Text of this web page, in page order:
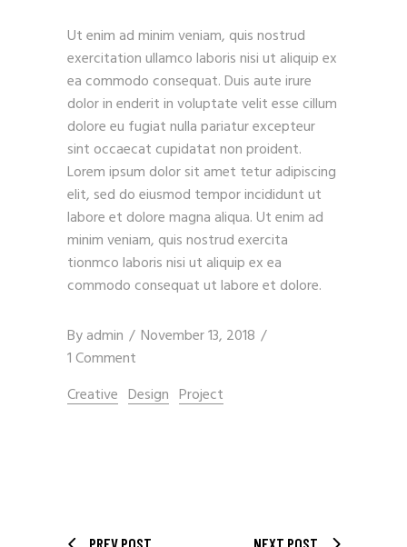
Ut enim ad minim veniam, quis nostrud
exercitation ullamco laboris nisi ut aliquip ex
ea commodo consequat. Duis aute irure
dolor in enderit in voluptate velit esse cillum
dolore eu fugiat nulla pariatur excepteur
sint occaecat cupidatat non proident.
Lorem ipsum dolor sit amet tetur adipiscing
elit, sed do eiusmod tempor incididunt ut
labore et dolore magna aliqua. Ut enim ad
minim veniam, quis nostrud exercita
tionmco laboris nisi ut aliquip ex ea
commodo consequat ut labore et dolore.
Byadmin
November 13, 2018
1 Comment
Creative Design Project
PREV POST NEXT POST